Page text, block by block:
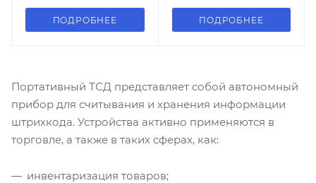
ПОДРОБНЕЕ ПОДРОБНЕЕ
Портативный ТСД представляет собой автономный
прибор для считывания и хранения информации
штрихкода. Устройства активно применяются в
торговле, а также в таких сферах, как:
инвентаризация товаров;